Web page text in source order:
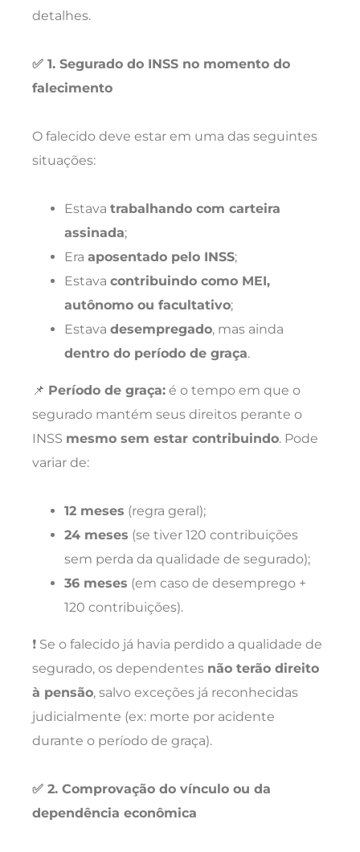
detalhes.
✅ 1. Segurado do INSS no momento do
falecimento
O falecido deve estar em uma das seguintes
situações:
Estava trabalhando com carteira
assinada;
Era aposentado pelo INSS;
Estava contribuindo como MEI,
autônomo ou facultativo;
Estava desempregado, mas ainda
dentro do período de graça.
📌 Período de graça: é o tempo em que o
segurado mantém seus direitos perante o
INSS mesmo sem estar contribuindo. Pode
variar de:
12 meses (regra geral);
24 meses (se tiver 120 contribuições
sem perda da qualidade de segurado);
36 meses (em caso de desemprego +
120 contribuições).
❗ Se o falecido já havia perdido a qualidade de
segurado, os dependentes não terão direito
à pensão, salvo exceções já reconhecidas
judicialmente (ex: morte por acidente
durante o período de graça).
✅ 2. Comprovação do vínculo ou da
dependência econômica